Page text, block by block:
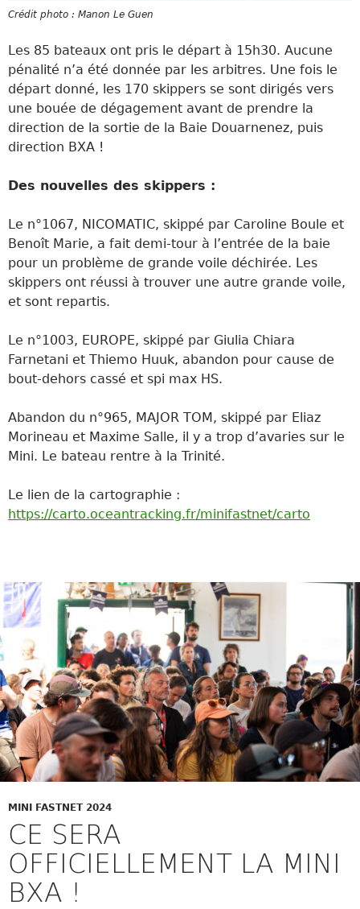
Crédit photo : Manon Le Guen
Les 85 bateaux ont pris le départ à 15h30. Aucune
pénalité n’a été donnée par les arbitres. Une fois le
départ donné, les 170 skippers se sont dirigés vers
une bouée de dégagement avant de prendre la
direction de la sortie de la Baie Douarnenez, puis
direction BXA !
Des nouvelles des skippers :
Le n°1067, NICOMATIC, skippé par Caroline Boule et
Benoît Marie, a fait demi-tour à l’entrée de la baie
pour un problème de grande voile déchirée. Les
skippers ont réussi à trouver une autre grande voile,
et sont repartis.
Le n°1003, EUROPE, skippé par Giulia Chiara
Farnetani et Thiemo Huuk, abandon pour cause de
bout-dehors cassé et spi max HS.
Abandon du n°965, MAJOR TOM, skippé par Eliaz
Morineau et Maxime Salle, il y a trop d’avaries sur le
Mini. Le bateau rentre à la Trinité.
Le lien de la cartographie :
https://carto.oceantracking.fr/minifastnet/carto
MINI FASTNET 2024
CE SERA
OFFICIELLEMENT LA MINI
BXA !